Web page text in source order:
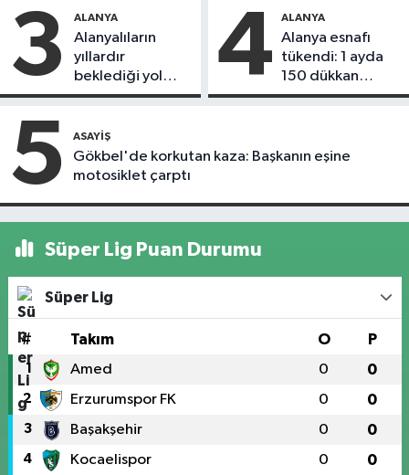
3 ALANYA
Alanyalıların
yıllardır
beklediği yol
askıdan döndü
4 ALANYA
Alanya esnafı
tükendi: 1 ayda
150 dükkan
kapandı
5 ASAYIŞ
Gökbel'de korkutan kaza: Başkanın eşine
motosiklet çarptı
Süper Lig Puan Durumu
Süper Lig
# Takım O P
1 Amed 0 0
2 Erzurumspor FK 0 0
3 Başakşehir 0 0
4 Kocaelispor 0 0